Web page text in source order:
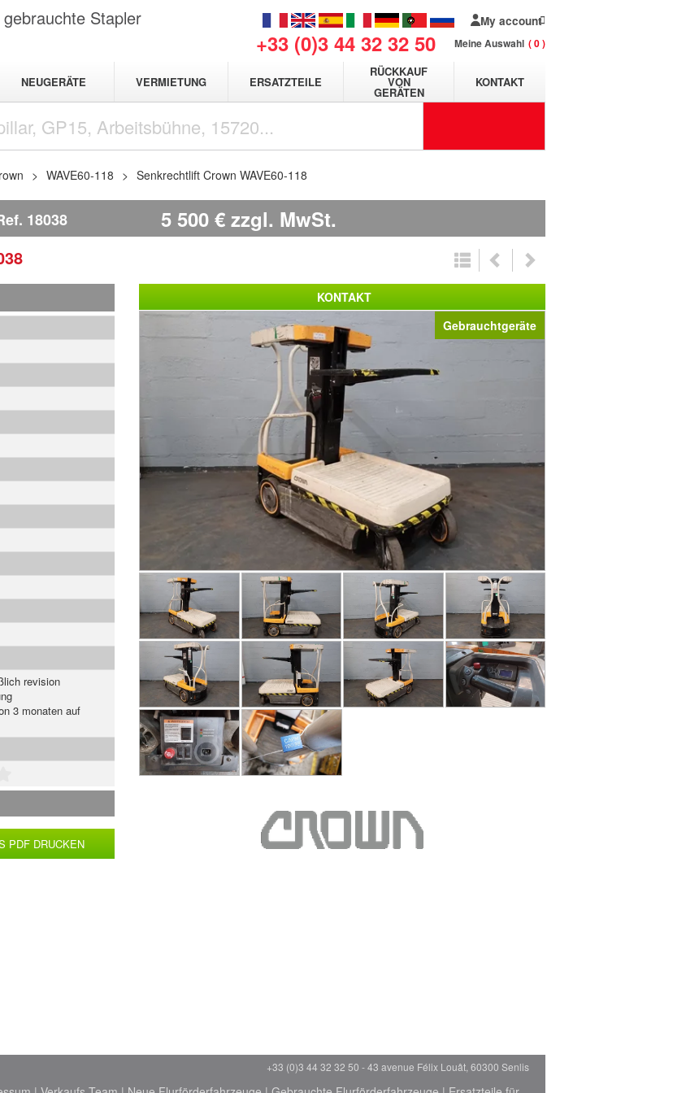
Stapler
+33 (0)3 44 32 32 50
My account
Meine Auswahl 0
NEUGERÄTE VERMIETUNG ERSATZTEILE
RÜCKKAUF
VON
GERÄTEN
KONTAKT
WAVE60-118 Senkrechtlift Crown WAVE60-118
18038 5 500 € zzgl. MwSt.
Gebrauchtgeräte
PDF DRUCKEN
revision
3 monaten auf
KONTAKT
+33 (0)3 44 32 32 50 - 43 avenue Félix Louât, 60300 Senlis